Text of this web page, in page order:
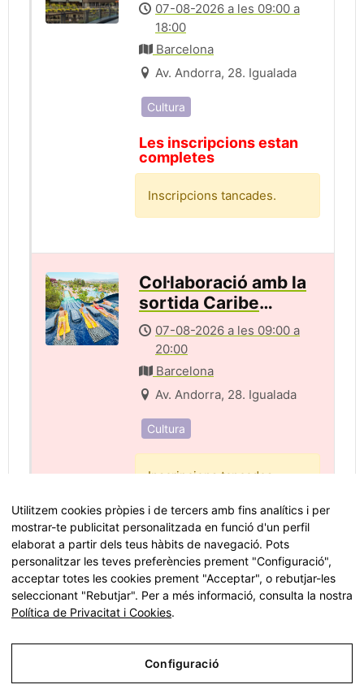
07-08-2026 a les 09:00 a
18:00
Barcelona
Av. Andorra, 28. Igualada
Cultura
Les inscripcions estan
completes
Inscripcions tancades.
Col·laboració amb la
sortida Caribe
Aquatic Park
07-08-2026 a les 09:00 a
20:00
Barcelona
Av. Andorra, 28. Igualada
Cultura
Inscripcions tancades.
Utilitzem cookies pròpies i de tercers amb fins analítics i per
mostrar-te publicitat personalitzada en funció d'un perfil
elaborat a partir dels teus hàbits de navegació. Pots
personalitzar les teves preferències prement "Configuració",
acceptar totes les cookies prement "Acceptar", o rebutjar-les
seleccionant "Rebutjar". Per a més informació, consulta la nostra
Política de Privacitat i Cookies.
Configuració
Avís Legal